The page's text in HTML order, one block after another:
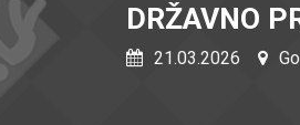
DRŽAVNO
21.03.2026